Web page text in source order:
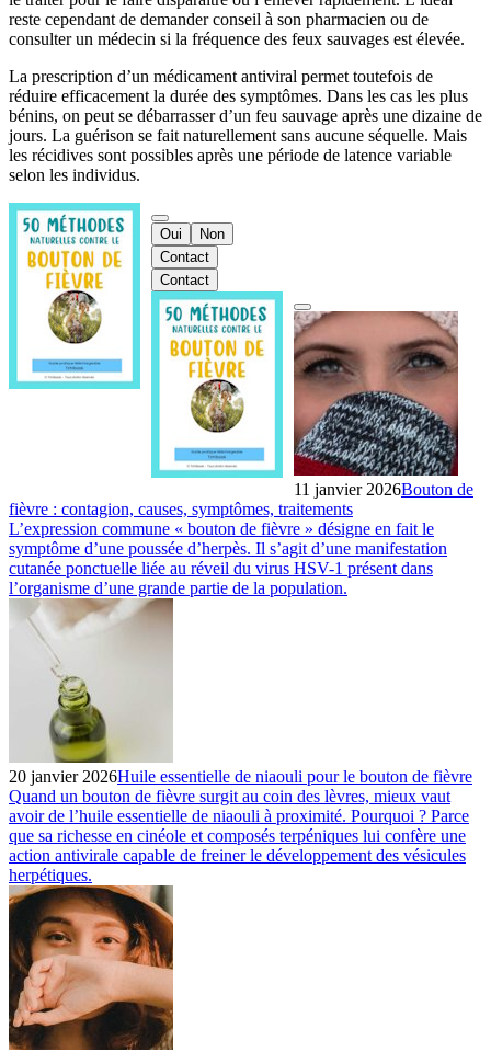
reste cependant de demander conseil à son pharmacien ou de
consulter un médecin si la fréquence des feux sauvages est élevée.
La prescription d’un médicament antiviral permet toutefois de
réduire efficacement la durée des symptômes. Dans les cas les plus
bénins, on peut se débarrasser d’un feu sauvage après une dizaine de
jours. La guérison se fait naturellement sans aucune séquelle. Mais
les récidives sont possibles après une période de latence variable
selon les individus.
Oui
Non
Contact
Contact
11 janvier 2026Bouton de
fièvre : contagion, causes, symptômes, traitements
L’expression commune « bouton de fièvre » désigne en fait le
symptôme d’une poussée d’herpès. Il s’agit d’une manifestation
cutanée ponctuelle liée au réveil du virus HSV-1 présent dans
l’organisme d’une grande partie de la population.
20 janvier 2026Huile essentielle de niaouli pour le bouton de fièvre
Quand un bouton de fièvre surgit au coin des lèvres, mieux vaut
avoir de l’huile essentielle de niaouli à proximité. Pourquoi ? Parce
que sa richesse en cinéole et composés terpéniques lui confère une
action antivirale capable de freiner le développement des vésicules
herpétiques.